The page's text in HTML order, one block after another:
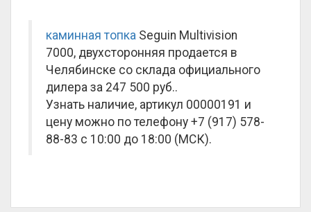
каминная топка Seguin Multivision
7000, двухсторонняя продается в
Челябинске со склада официального
дилера за 247 500 руб..
Узнать наличие, артикул 00000191 и
цену можно по телефону +7 (917) 578-
88-83 с 10:00 до 18:00 (МСК).